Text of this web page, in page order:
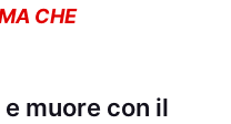
CHE
muore con il